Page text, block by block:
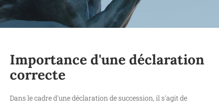
Importance d'une déclaration
correcte
Dans le cadre d'une déclaration de succession, il s'agit de